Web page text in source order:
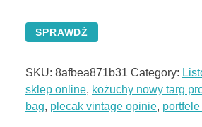
SPRAWDŹ
SKU: 8afbea871b31 Category:
sklep online, kożuchy nowy targ
bag, plecak vintage opinie,